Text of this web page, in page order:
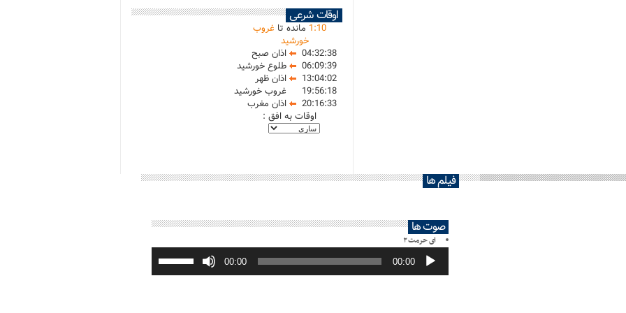
اوقات شرعی
1:10 مانده تاغروب
خورشید
04:32:38
اذان صبح
06:09:39
طلوع خورشید
13:04:02
اذان ظهر
19:56:18
غروب خورشید
20:16:33
اذان مغرب
اوقات به افق :
فیلم ها
صوت ها
ای حرمت ۲
پخش‌کننده
صوت 00:00
00:00
برای
افزایش
یا
صدا